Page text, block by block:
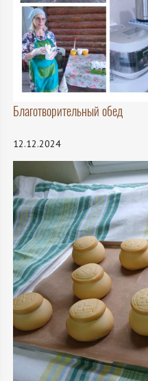
Благотворительный обед
12.12.2024